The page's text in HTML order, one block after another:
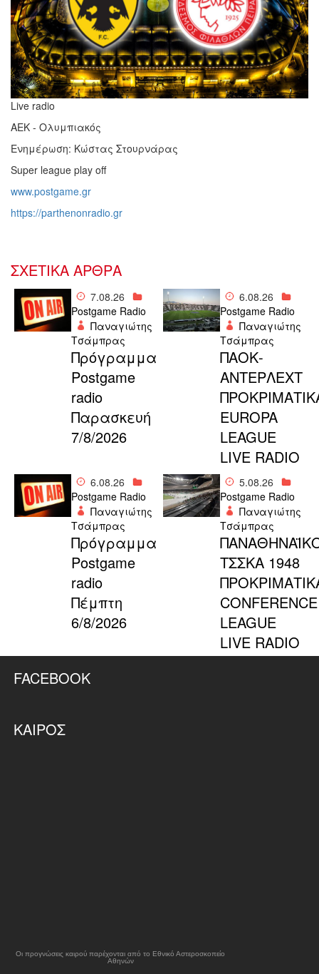
Live radio
ΑΕΚ - Ολυμπιακός
Ενημέρωση: Κώστας Στουρνάρας
Super league play off
www.postgame.gr
https://parthenonradio.gr
ΣΧΕΤΙΚΑ ΑΡΘΡΑ
7.08.26
Postgame Radio
Παναγιώτης
Τσάμπρας
Πρόγραμμα
Postgame
radio
Παρασκευή
7/8/2026
6.08.26
Postgame Radio
Παναγιώτης
Τσάμπρας
ΠΑΟΚ-
ΑΝΤΕΡΛΕΧΤ
EUROPA
LEAGUE
LIVE RADIO
6.08.26
Postgame Radio
Παναγιώτης
Τσάμπρας
Πρόγραμμα
Postgame
radio
Πέμπτη
6/8/2026
5.08.26
Postgame Radio
Παναγιώτης
Τσάμπρας
ΤΣΣΚΑ 1948
CONFERENCE
LEAGUE
LIVE RADIO
FACEBOOK
ΚΑΙΡΌΣ
Οι προγνώσεις καιρού παρέχονται από το Εθνικό Αστεροσκοπείο
Αθηνών